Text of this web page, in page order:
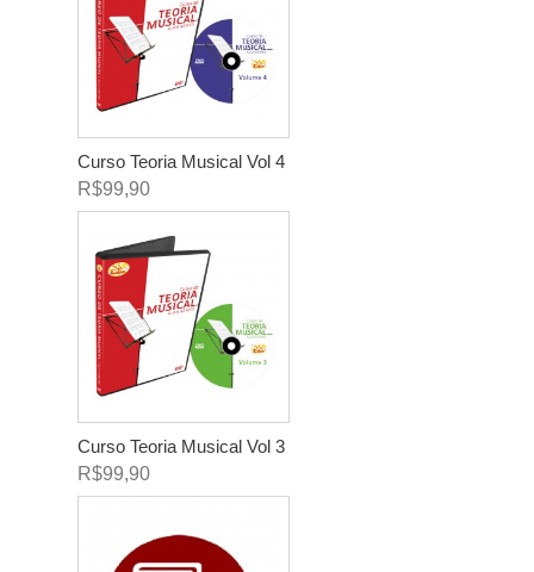
Curso Teoria Musical Vol 4
R$99,90
Curso Teoria Musical Vol 3
R$99,90